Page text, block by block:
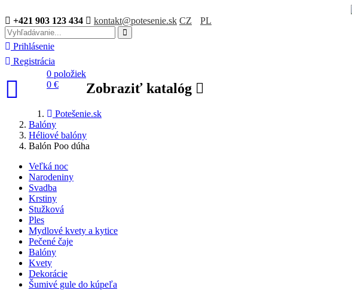
+421 903 123 434 kontakt@potesenie.sk CZ PL
Prihlásenie
Registrácia
0 položiek
0 €
Zobraziť katalóg
Potešenie.sk
Balóny
Héliové balóny
Balón Poo dúha
Veľká noc
Narodeniny
Svadba
Krstiny
Stužková
Ples
Mydlové kvety a kytice
Pečené čaje
Balóny
Kvety
Dekorácie
Šumivé gule do kúpeľa